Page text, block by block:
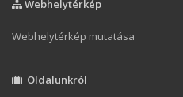
Webhelytérkép
Webhelytérkép mutatása
Oldalunkról